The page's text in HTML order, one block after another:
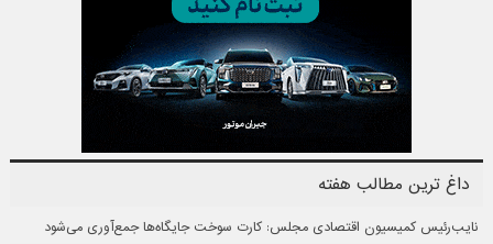
داغ ترین مطالب هفته
نایب‌رئیس کمیسیون اقتصادی مجلس: کارت سوخت جایگاه‌ها جمع‌آوری می‌شود